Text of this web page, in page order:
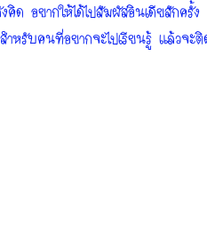
คิด อยากให้ได้ไปสัมผัสอินเดียสักค
ำหรับคนที่อยากจะไปเรียนรู้ แล้วจะ